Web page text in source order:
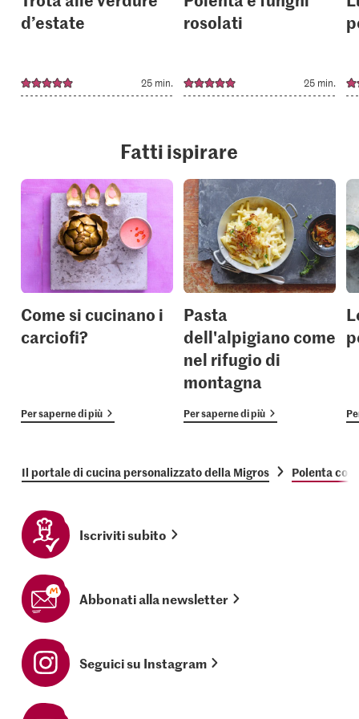
d’estate
25 min.
rosolati
25 min.
Fatti ispirare
Come si cucinano i
carciofi?
Per saperne di più
Pasta
dell'alpigiano come
nel rifugio di
montagna
Per saperne di più
Il portale di cucina personalizzato della Migros Polenta
Iscriviti subito
Abbonati alla newsletter
Seguici su Instagram